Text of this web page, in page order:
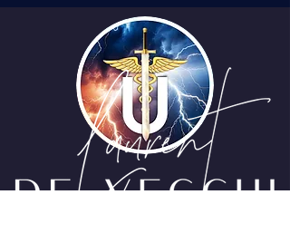
À quoi ressemble
réellement la vie
extraterrestre ?